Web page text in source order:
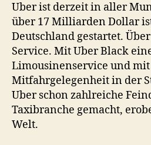
Uber ist derzeit in aller
über 17 Milliarden Dollar
Deutschland gestartet.
Service. Mit Uber Black
Limousinenservice und mit
Mitfahrgelegenheit in der
Uber schon zahlreiche
Taxibranche gemacht,
Welt.